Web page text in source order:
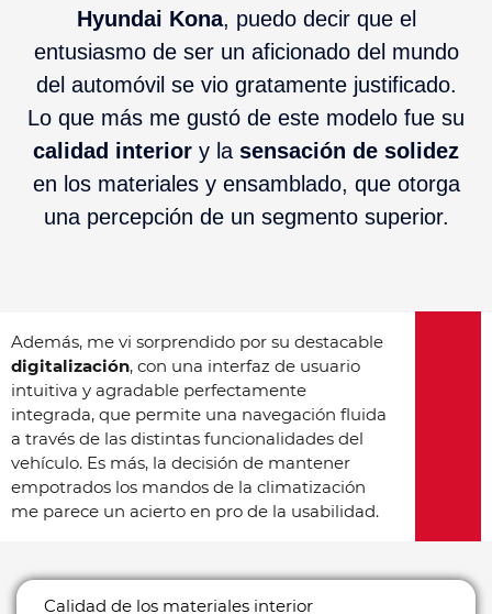
Hyundai Kona, puedo decir que el
entusiasmo de ser un aficionado del mundo
del automóvil se vio gratamente justificado.
Lo que más me gustó de este modelo fue su
calidad interior y la sensación de solidez
en los materiales y ensamblado, que otorga
una percepción de un segmento superior.
Además, me vi sorprendido por su destacable
digitalización, con una interfaz de usuario
intuitiva y agradable perfectamente
integrada, que permite una navegación fluida
a través de las distintas funcionalidades del
vehículo. Es más, la decisión de mantener
empotrados los mandos de la climatización
me parece un acierto en pro de la usabilidad.
Calidad de los materiales interior